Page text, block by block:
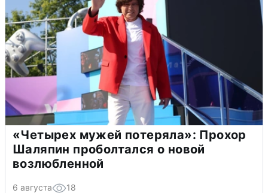
«Четырех мужей потеряла»: Прохор
Шаляпин проболтался о новой
возлюбленной
6 августа 18